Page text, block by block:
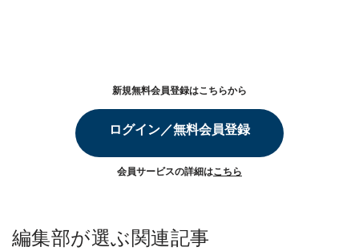
新規無料会員登録はこちらから
ログイン／無料会員登録
会員サービスの詳細はこちら
編集部が選ぶ関連記事